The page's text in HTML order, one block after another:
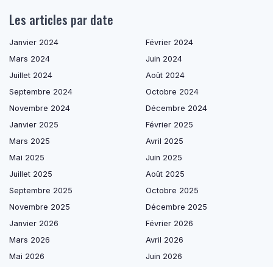
Les articles par date
Janvier 2024
Février 2024
Mars 2024
Juin 2024
Juillet 2024
Août 2024
Septembre 2024
Octobre 2024
Novembre 2024
Décembre 2024
Janvier 2025
Février 2025
Mars 2025
Avril 2025
Mai 2025
Juin 2025
Juillet 2025
Août 2025
Septembre 2025
Octobre 2025
Novembre 2025
Décembre 2025
Janvier 2026
Février 2026
Mars 2026
Avril 2026
Mai 2026
Juin 2026